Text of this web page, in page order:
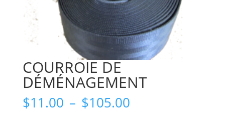
COURROIE DE
DÉMÉNAGEMENT
$11.00 – $105.00Plage